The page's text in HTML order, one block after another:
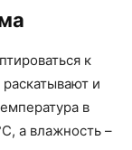
к
и
в
а влажность –